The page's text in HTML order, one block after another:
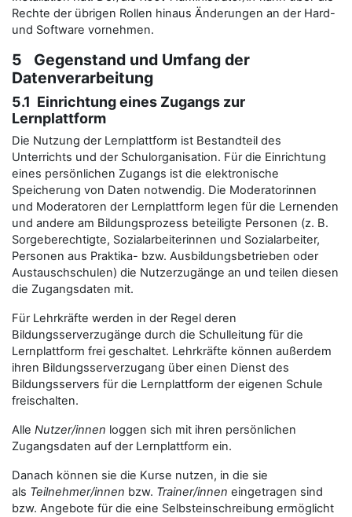
Rechte der übrigen Rollen hinaus Änderungen an der Hard-
und Software vornehmen.
5 Gegenstand und Umfang der
Datenverarbeitung
5.1 Einrichtung eines Zugangs zur
Lernplattform
Die Nutzung der Lernplattform ist Bestandteil des
Unterrichts und der Schulorganisation. Für die Einrichtung
eines persönlichen Zugangs ist die elektronische
Speicherung von Daten notwendig. Die Moderatorinnen
und Moderatoren der Lernplattform legen für die Lernenden
und andere am Bildungsprozess beteiligte Personen (z. B.
Sorgeberechtigte, Sozialarbeiterinnen und Sozialarbeiter,
Personen aus Praktika- bzw. Ausbildungsbetrieben oder
Austauschschulen) die Nutzerzugänge an und teilen diesen
die Zugangsdaten mit.
Für Lehrkräfte werden in der Regel deren
Bildungsserverzugänge durch die Schulleitung für die
Lernplattform frei geschaltet. Lehrkräfte können außerdem
ihren Bildungsserverzugang über einen Dienst des
Bildungsservers für die Lernplattform der eigenen Schule
freischalten.
Alle Nutzer/innen loggen sich mit ihren persönlichen
Zugangsdaten auf der Lernplattform ein.
Danach können sie die Kurse nutzen, in die sie
als Teilnehmer/innen bzw. Trainer/innen eingetragen sind
bzw. Angebote für die eine Selbsteinschreibung ermöglicht